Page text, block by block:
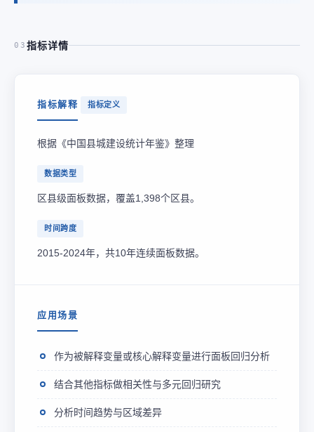
03 指标详情
指标解释 指标定义
根据《中国县城建设统计年鉴》整理
数据类型
区县级面板数据，覆盖1,398个区县。
时间跨度
2015-2024年，共10年连续面板数据。
应用场景
作为被解释变量或核心解释变量进行面板回归分析
结合其他指标做相关性与多元回归研究
分析时间趋势与区域差异